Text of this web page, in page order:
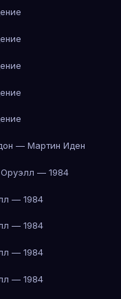
— Мартин Иден
— 1984
— 1984
— 1984
— 1984
— 1984